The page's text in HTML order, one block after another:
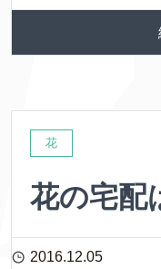
花
花の宅配
2016.12.05